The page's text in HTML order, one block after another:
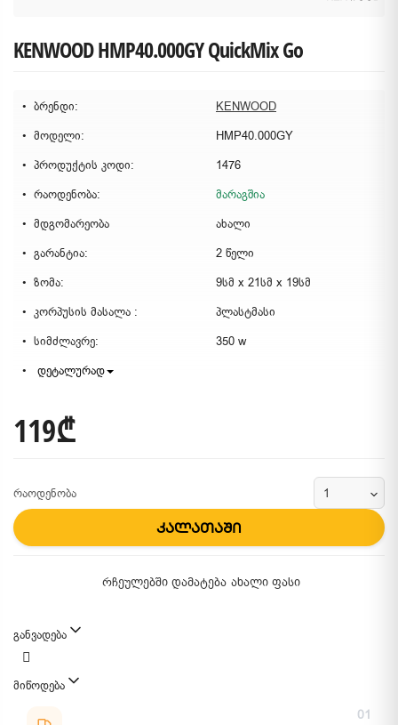
KENWOOD HMP40.000GY QuickMix Go
ბრენდი:
KENWOOD
მოდელი:
HMP40.000GY
პროდუქტის კოდი:
1476
რაოდენობა:
მარაგშია
მდგომარეობა
ახალი
გარანტია:
2 წელი
ზომა:
9სმ x 21სმ x 19სმ
კორპუსის მასალა :
პლასტმასი
სიმძლავრე:
350 w
დეტალურად
119₾
რაოდენობა
კალათაში
რჩეულებში დამატება ახალი ფასი
განვადება
მიწოდება
01